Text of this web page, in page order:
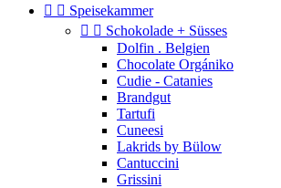
  Speisekammer
  Schokolade + Süsses
Dolfin . Belgien
Chocolate Orgániko
Cudie - Catanies
Brandgut
Tartufi
Cuneesi
Lakrids by Bülow
Cantuccini
Grissini